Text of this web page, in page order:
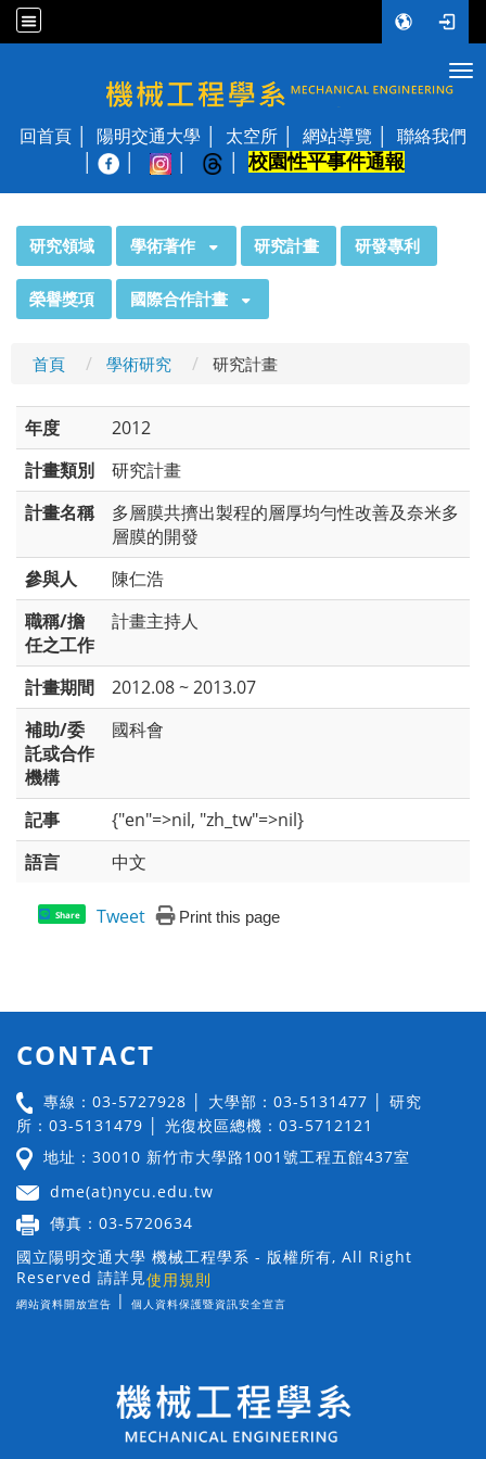
國立陽明交通大學 機械工程學系
回首頁 陽明交通大學 太空所 網站導覽
聯絡我們
校園性平事件通報
研究領域 學術著作 研究計畫 研發專利
榮譽獎項 國際合作計畫
首頁 學術研究 研究計畫
年度
2012
計畫類別
研究計畫
計畫名稱
多層膜共擠出製程的層厚均勻性改善及奈米多
層膜的開發
參與人
陳仁浩
職稱/擔
任之工作
計畫主持人
計畫期間
2012.08 ~ 2013.07
補助/委
託或合作
機構
國科會
記事
{"en"=>nil, "zh_tw"=>nil}
語言
中文
Share Tweet Print this page
CONTACT
專線：03-5727928 │ 大學部：03-5131477 │ 研究
所：03-5131479 │ 光復校區總機：03-5712121
地址：30010 新竹市大學路1001號工程五館437室
dme(at)nycu.edu.tw
傳真：03-5720634
國立陽明交通大學 機械工程學系 - 版權所有, All Right
Reserved 請詳見使用規則
網站資料開放宣告 | 個人資料保護暨資訊安全宣言